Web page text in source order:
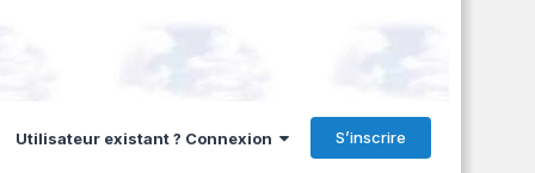
Utilisateur existant ? Connexion S’inscrire